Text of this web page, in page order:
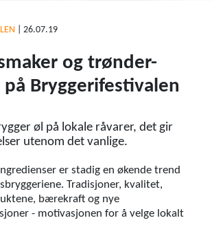
|26.07.19
og trønder-
Bryggerifestivalen
øl på lokale råvarer, det gir
utenom det vanlige.
er stadig en økende trend
Tradisjoner, kvalitet,
bærekraft og nye
- motivasjonen for å velge lokalt